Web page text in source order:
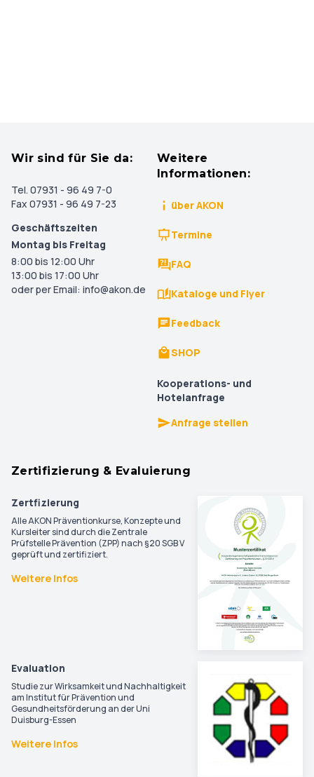
Wir sind für Sie da:
Tel. 07931 - 96 49 7-0
Fax 07931 - 96 49 7-23
Geschäftszeiten
Montag bis Freitag
8:00 bis 12:00 Uhr
13:00 bis 17:00 Uhr
oder per Email: info@akon.de
Weitere
Informationen:
über AKON
Termine
FAQ
Kataloge und Flyer
Feedback
SHOP
Kooperations- und
Hotelanfrage
Anfrage stellen
Zertifizierung & Evaluierung
Zertfizierung
Alle AKON Präventionkurse, Konzepte und
Kursleiter sind durch die Zentrale
Prüfstelle Prävention (ZPP) nach §20 SGB V
geprüft und zertifiziert.
Weitere Infos
Evaluation
Studie zur Wirksamkeit und Nachhaltigkeit
am Institut für Prävention und
Gesundheitsförderung an der Uni
Duisburg-Essen
Weitere Infos